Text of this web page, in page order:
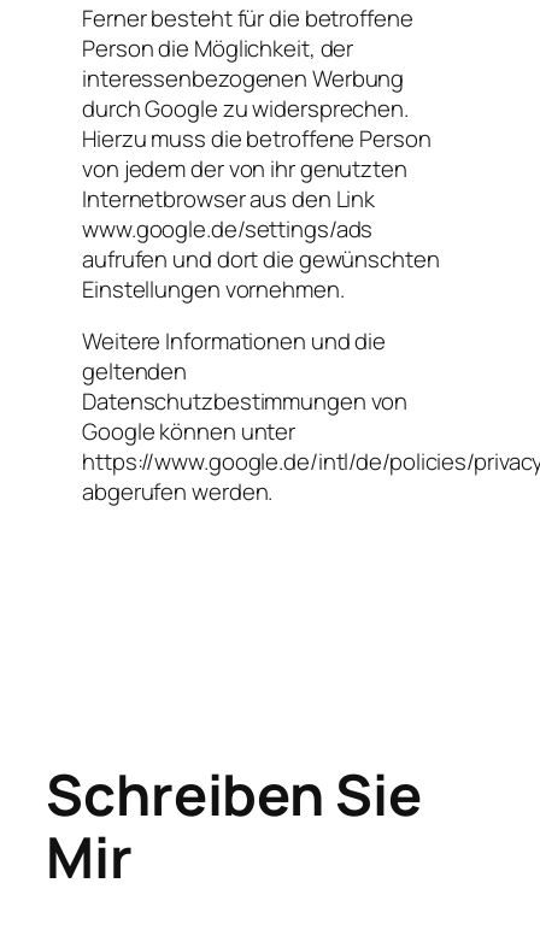
Ferner besteht für die betroffene
Person die Möglichkeit, der
interessenbezogenen Werbung
durch Google zu widersprechen.
Hierzu muss die betroffene Person
von jedem der von ihr genutzten
Internetbrowser aus den Link
www.google.de/settings/ads
aufrufen und dort die gewünschten
Einstellungen vornehmen.
Weitere Informationen und die
geltenden
Datenschutzbestimmungen von
Google können unter
https://www.google.de/intl/de/policies/
abgerufen werden.
Schreiben Sie
Mir